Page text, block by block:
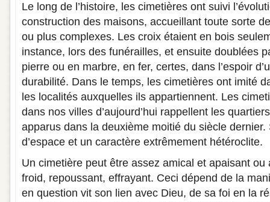
Le long de l’histoire, les cimetières ont suivi
construction des maisons, accueillant toute sorte
ou plus complexes. Les croix étaient en bois
instance, lors des funérailles, et ensuite doublées
pierre ou en marbre, en fer, certes, dans l’espoir
durabilité. Dans le temps, les cimetières ont imité
les localités auxquelles ils appartiennent. Les
dans nos villes d’aujourd’hui rappellent les
apparus dans la deuxième moitié du siècle
d’espace et un caractère extrêmement hétéroclite.
Un cimetière peut être assez amical et apaisant ou
froid, repoussant, effrayant. Ceci dépend de la
en question vit son lien avec Dieu, de sa foi en la